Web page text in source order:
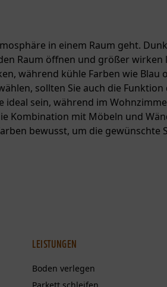
in einem Raum geht.
Raum öffnen und größer wirken
während kühle Farben wie Blau
sollten Sie auch die
sein, während im
Kombination mit Möbeln und
bewusst, um die
LEISTUNGEN
Boden verlegen